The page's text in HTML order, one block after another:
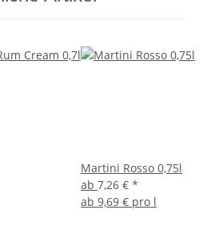
Martini Rosso 0,75l
ab 7,26 € *
ab 9,69 € pro l